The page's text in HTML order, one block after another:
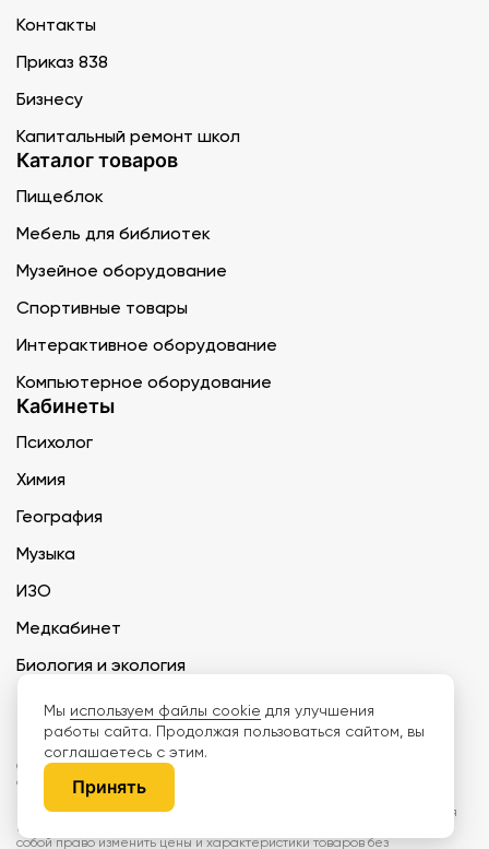
Контакты
Приказ 838
Бизнесу
Капитальный ремонт школ
Каталог товаров
Пищеблок
Мебель для библиотек
Музейное оборудование
Спортивные товары
Интерактивное оборудование
Компьютерное оборудование
Кабинеты
Психолог
Химия
География
Музыка
ИЗО
Медкабинет
Биология и экология
Технология
ООО «Дети наше будущее» ИНН 6671165273 ОГРН 1216600030250 КПП
667101001 БИК 046577674
Информация на сайте не является публичной офертой. Изображения
могут отличаться от поставляемых товаров. Поставщик оставляет за
собой право изменить цены и характеристики товаров без
Мы используем файлы cookie для улучшения
работы сайта. Продолжая пользоваться сайтом, вы
соглашаетесь с этим.
Принять